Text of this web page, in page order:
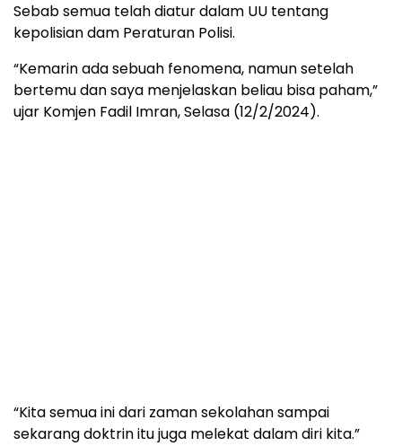
Sebab semua telah diatur dalam UU tentang
kepolisian dam Peraturan Polisi.
“Kemarin ada sebuah fenomena, namun setelah
bertemu dan saya menjelaskan beliau bisa paham,”
ujar Komjen Fadil Imran, Selasa (12/2/2024).
“Kita semua ini dari zaman sekolahan sampai
sekarang doktrin itu juga melekat dalam diri kita.”